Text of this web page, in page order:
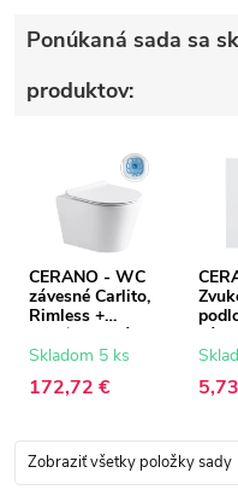
Ponúkaná sada sa
produktov:
CERANO - WC
závesné Carlito,
Rimless +
Slim/UF sedátko -
biela lesklá -
Skladom 5 ks
172,72 €
Zobraziť všetky položky sady